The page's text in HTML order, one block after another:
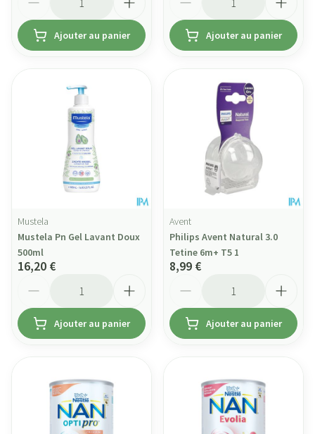
Ajouter au panier Ajouter au panier
Mustela
Mustela Pn Gel Lavant Doux
500ml
16,20 €
Ajouter au panier
Avent
Philips Avent Natural 3.0
Tetine 6m+ T5 1
8,99 €
Ajouter au panier